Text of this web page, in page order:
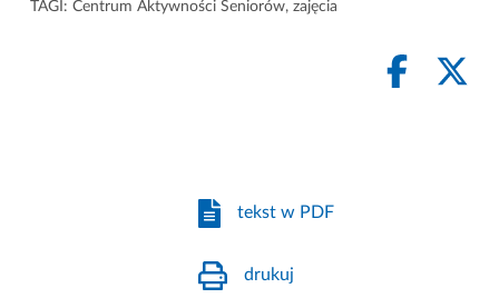
TAGI: Centrum Aktywności Seniorów, zajęcia
tekst w PDF
drukuj